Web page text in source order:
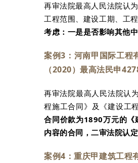
再审法院最高人民法院认
工程范围、建设工期、工
考虑：一是是否影响其他
案例3：河南甲国际工程
（2020）最高法民申
再审法院最高人民法院认
程施工合同》及《建设工
合同价款为1890万元的《
内容的合同，二审法院认
案例4：重庆甲建筑工程